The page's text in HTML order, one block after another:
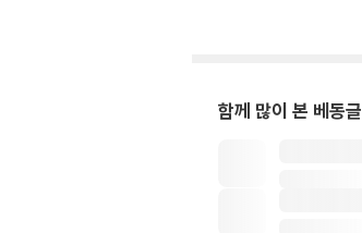
함께 많이 본 베동글